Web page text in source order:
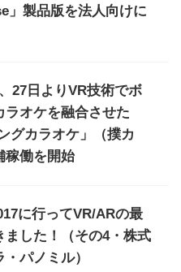
」製品版を法人向けに
27日よりVR技術でボ
ラオケを融合させた
グカラオケ」（撲カ
稼働を開始
に行ってVR/ARの最
ました！（その4・株式
パノミル）